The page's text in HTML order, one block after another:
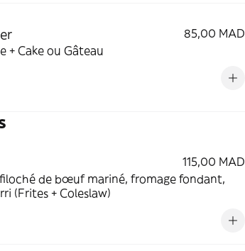
85,00 MAD
+ Cake ou Gâteau
115,00 MAD
de bœuf mariné, fromage fondant,
(Frites + Coleslaw)